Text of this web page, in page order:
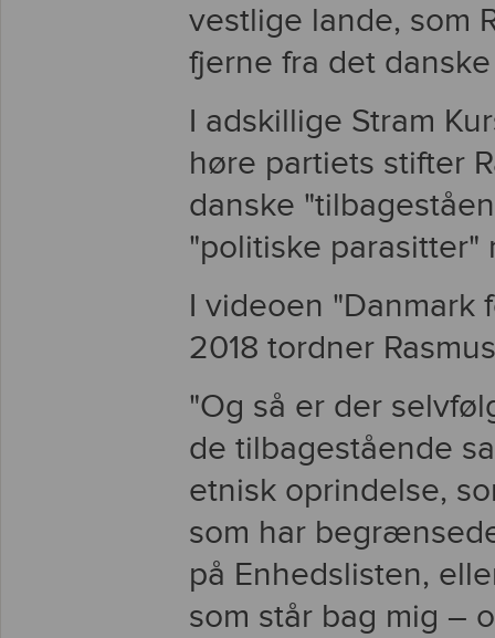
vestlige lande, som
fjerne fra det
I adskillige Stram
høre partiets stifter
danske
"politiske parasitter"
I videoen "Danmark
2018 tordner
"Og så er der
de tilbagestående
etnisk oprindelse,
som har
på Enhedslisten,
som står bag mig –